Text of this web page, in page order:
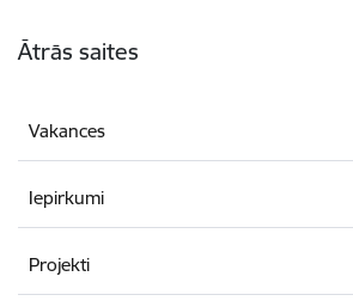
Ātrās saites
Vakances
Iepirkumi
Projekti